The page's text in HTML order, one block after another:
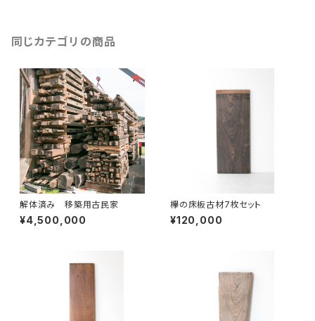
同じカテゴリの商品
解体済み 移築用古民家
¥4,500,000
欅の床板古材7枚セット
¥120,000